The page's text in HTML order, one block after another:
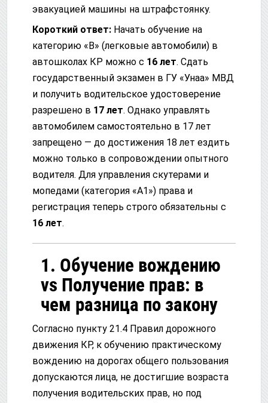
эвакуацией машины на штрафстоянку.
Короткий ответ: Начать обучение на
категорию «В» (легковые автомобили) в
автошколах КР можно с 16 лет. Сдать
государственный экзамен в ГУ «Унаа» МВД
и получить водительское удостоверение
разрешено в 17 лет. Однако управлять
автомобилем самостоятельно в 17 лет
запрещено — до достижения 18 лет ездить
можно только в сопровождении опытного
водителя. Для управления скутерами и
мопедами (категория «А1») права и
регистрация теперь строго обязательны с
16 лет.
1. Обучение вождению
vs Получение прав: в
чем разница по закону
Согласно пункту 21.4 Правил дорожного
движения КР, к обучению практическому
вождению на дорогах общего пользования
допускаются лица, не достигшие возраста
получения водительских прав, но под